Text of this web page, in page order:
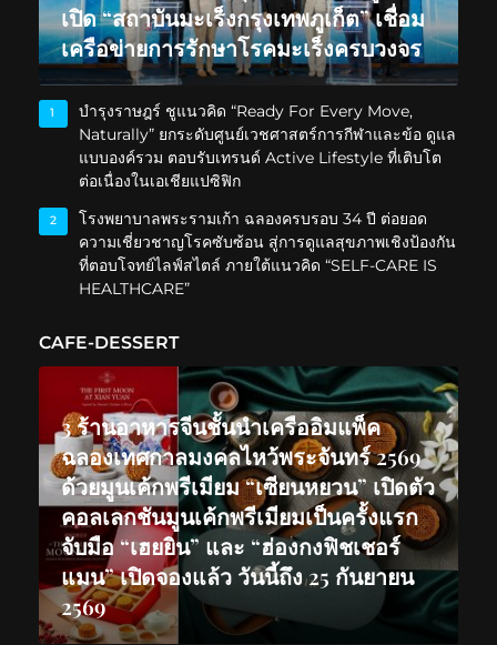
เปิด “สถาบันมะเร็งกรุงเทพภูเก็ต” เชื่อม
เครือข่ายการรักษาโรคมะเร็งครบวงจร
1
บำรุงราษฎร์ ชูแนวคิด “Ready For Every Move,
Naturally” ยกระดับศูนย์เวชศาสตร์การกีฬาและข้อ ดูแล
แบบองค์รวม ตอบรับเทรนด์ Active Lifestyle ที่เติบโต
ต่อเนื่องในเอเชียแปซิฟิก
2
โรงพยาบาลพระรามเก้า ฉลองครบรอบ 34 ปี ต่อยอด
ความเชี่ยวชาญโรคซับซ้อน สู่การดูแลสุขภาพเชิงป้องกัน
ที่ตอบโจทย์ไลฟ์สไตล์ ภายใต้แนวคิด “SELF-CARE IS
HEALTHCARE”
CAFE-DESSERT
3 ร้านอาหารจีนชั้นนำเครืออิมแพ็ค
ฉลองเทศกาลมงคลไหว้พระจันทร์ 2569
ด้วยมูนเค้กพรีเมียม “เซียนหยวน” เปิดตัว
คอลเลกชันมูนเค้กพรีเมียมเป็นครั้งแรก
จับมือ “เฮยยิน” และ “ฮ่องกงฟิชเชอร์
แมน” เปิดจองแล้ว วันนี้ถึง 25 กันยายน
2569